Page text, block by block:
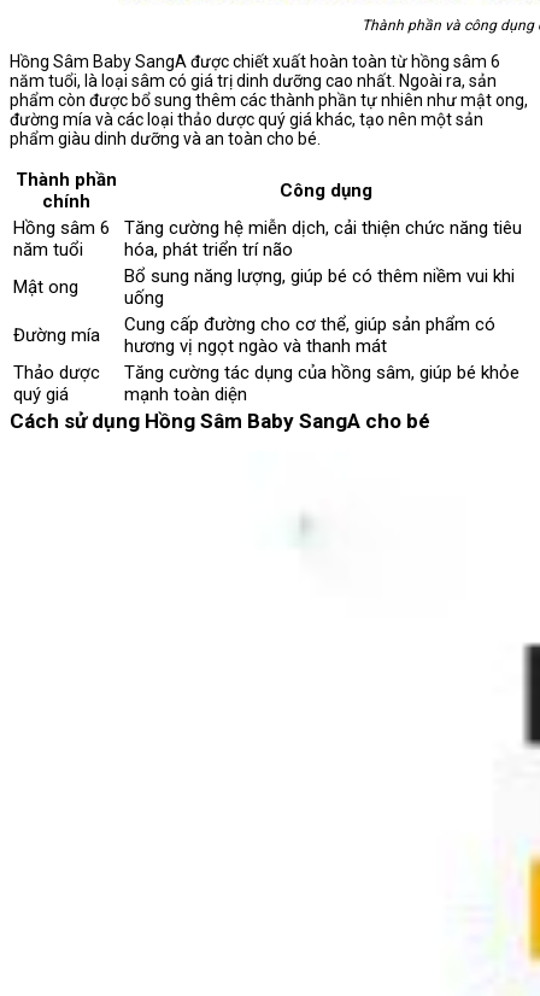
Thành phần và công dụng
Hồng Sâm Baby SangA được chiết xuất hoàn toàn từ hồng sâm 6
năm tuổi, là loại sâm có giá trị dinh dưỡng cao nhất. Ngoài ra, sản
phẩm còn được bổ sung thêm các thành phần tự nhiên như mật ong,
đường mía và các loại thảo dược quý giá khác, tạo nên một sản
phẩm giàu dinh dưỡng và an toàn cho bé.
Thành phần
chính
Công dụng
Hồng sâm 6
năm tuổi
Tăng cường hệ miễn dịch, cải thiện chức năng tiêu
hóa, phát triển trí não
Mật ong
Bổ sung năng lượng, giúp bé có thêm niềm vui khi
uống
Đường mía
Cung cấp đường cho cơ thể, giúp sản phẩm có
hương vị ngọt ngào và thanh mát
Thảo dược
quý giá
Tăng cường tác dụng của hồng sâm, giúp bé khỏe
mạnh toàn diện
Cách sử dụng Hồng Sâm Baby SangA cho bé